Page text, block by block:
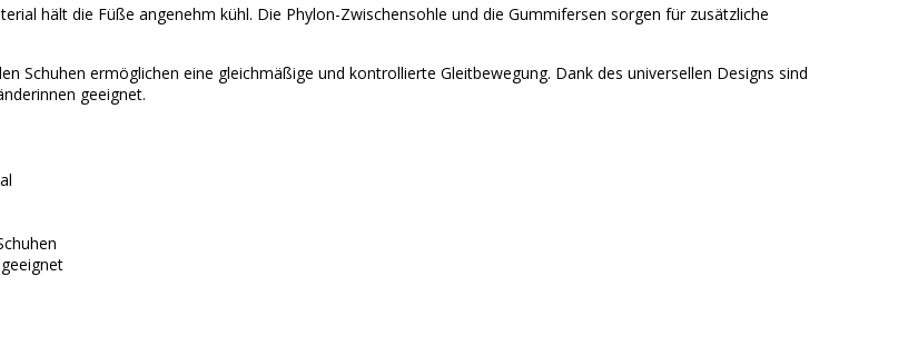
hält die Füße angenehm kühl. Die Phylon-Zwischensohle und die Gummifersen sorgen für zusätzliche
Schuhen ermöglichen eine gleichmäßige und kontrollierte Gleitbewegung. Dank des universellen Designs sind
geeignet.